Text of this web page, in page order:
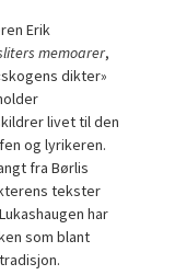
Erik
memoarer,
dikter»
livet til den
og lyrikeren.
fra Børlis
tekster
har
som blant